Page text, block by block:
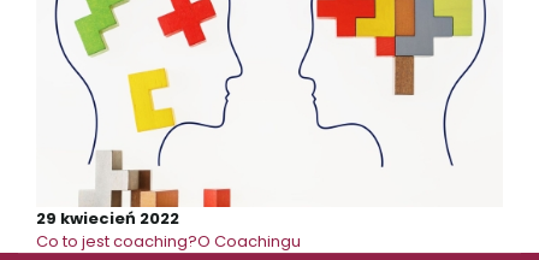
29 kwiecień 2022
Co to jest coaching?O Coachingu